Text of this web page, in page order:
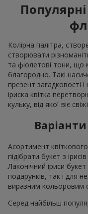
Колірна палітра,
створювати
та фіолетові тони, що
благородно. Такі
презент загадковості
іриска квітка
кульку, від якої віє
Асортимент
підібрати букет з
Лаконічний іриси
подарунків, так і для
виразним кольоровим
Серед найбільш